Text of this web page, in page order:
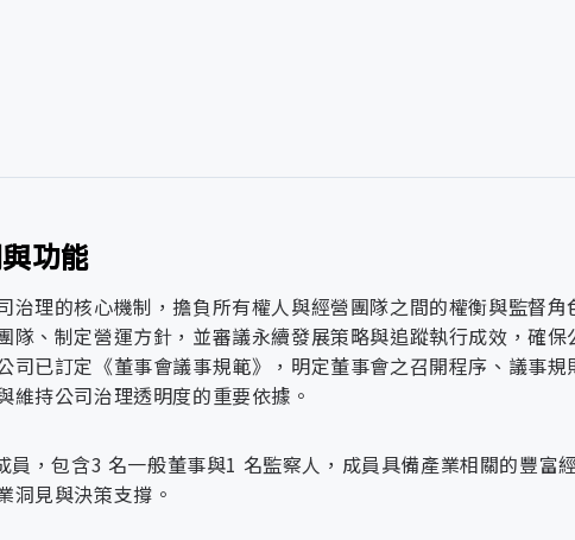
功能
治理的核心機制，擔負所有權人與經營團隊之間的權衡與監督
隊、制定營運方針，並審議永續發展策略與追蹤執行成效，確
司已訂定《董事會議事規範》，明定董事會之召開程序、議事
維持公司治理透明度的重要依據。
員，包含3 名一般董事與1 名監察人，成員具備產業相關的豐富
洞見與決策支撐。
公司治理到數位安全的穩健佈
制
理
與政策
係管理
評估